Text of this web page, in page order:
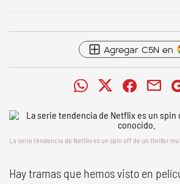
Agregar C5N en
La serie tendencia de Netflix es un spin off de un thriller
Hay tramas que hemos visto en